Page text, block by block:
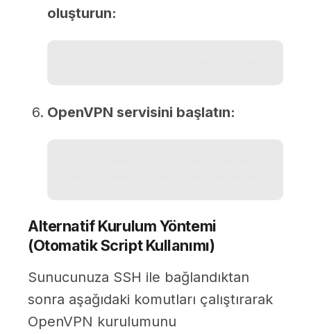
oluşturun:
OpenVPN servisini başlatın:
Alternatif Kurulum Yöntemi
(Otomatik Script Kullanımı)
Sunucunuza SSH ile bağlandıktan
sonra aşağıdaki komutları çalıştırarak
OpenVPN kurulumunu